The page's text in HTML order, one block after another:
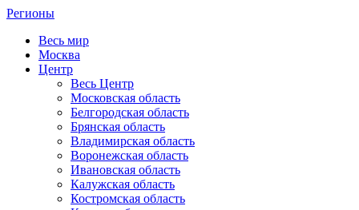
Регионы
Весь мир
Москва
Центр
Весь Центр
Московская область
Белгородская область
Брянская область
Владимирская область
Воронежская область
Ивановская область
Калужская область
Костромская область